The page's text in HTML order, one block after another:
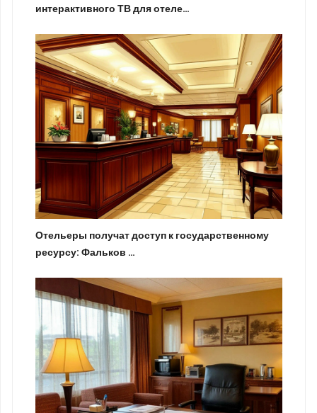
интерактивного ТВ для отеле…
Отельеры получат доступ к государственному
ресурсу: Фальков …